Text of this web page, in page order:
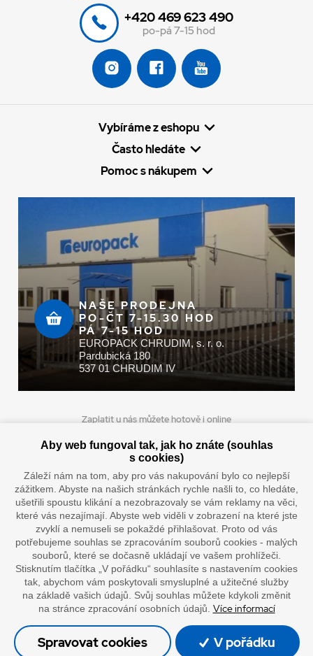
+420 469 623 490
po-pá 7-15 hod
Vybíráme z eshopu
Často hledáte
Pomoc s nákupem
NAŠE PRODEJNA
PO-ČT 7-15.30 HOD
PÁ 7-15 HOD
EUROPACK CHRUDIM, s. r. o.
Pardubická 180
537 01 CHRUDIM IV
Zaplatit u nás můžete hotově i online
Doprava vaším oblíbeným dopravcem
”Lepíme s jistotou”
© Oficiální stránky společnosti Europack
Aby web fungoval tak, jak ho znáte (souhlas
s cookies)
Záleží nám na tom, aby pro vás nakupování bylo co nejlepší
zážitkem. Abyste na našich stránkách rychle našli to, co hledáte,
ušetřili spoustu klikání a nezobrazovaly se vám reklamy na věci,
které vás nezajímají. Abyste web viděli v zobrazení na které jste
zvyklí a nemuseli se pokaždé přihlašovat. Proto od vás
potřebujeme souhlas se zpracováním souborů cookies - malých
souborů, které se dočasně ukládají ve vašem prohlížeči.
Stisknutím tlačítka „V pořádku“ souhlasíte s nastavením cookies
tak, abychom vám poskytovali smysluplné a užitečné služby
na základě vašich údajů. Svůj souhlas můžete kdykoli změnit
na stránce zpracování osobních údajů. Více informací
Spravovat cookies V pořádku